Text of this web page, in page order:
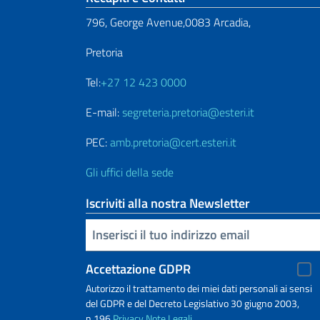
796, George Avenue,0083 Arcadia,
Pretoria
Tel:+27 12 423 0000
E-mail:segreteria.pretoria@esteri.it
PEC:amb.pretoria@cert.esteri.it
Gli uffici della sede
Iscriviti alla nostra Newsletter
Inserisci la tua email
Accettazione GDPR
Autorizzo il trattamento dei miei dati personali ai sensi
del GDPR e del Decreto Legislativo 30 giugno 2003,